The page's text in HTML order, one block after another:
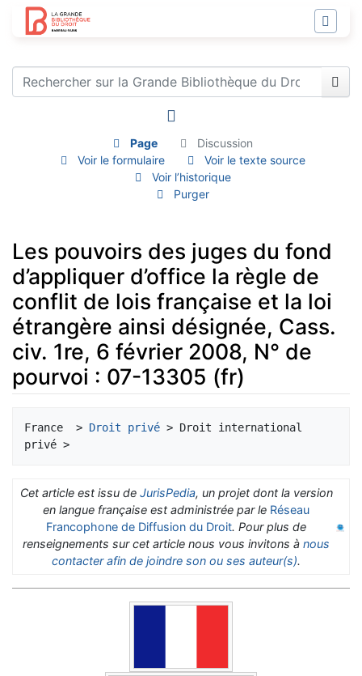
Page
Discussion
Voir le formulaire
Voir le texte source
Voir l’historique
Purger
Les pouvoirs des juges du fond
d’appliquer d’office la règle de
conflit de lois française et la loi
étrangère ainsi désignée, Cass.
civ. 1re, 6 février 2008, N° de
pourvoi : 07-13305 (fr)
France  > Droit privé > Droit international
Cet article est issu de JurisPedia, un projet dont la version
en langue française est administrée par le Réseau
Francophone de Diffusion du Droit. Pour plus de
renseignements sur cet article nous vous invitons à nous
contacter afin de joindre son ou ses auteur(s).